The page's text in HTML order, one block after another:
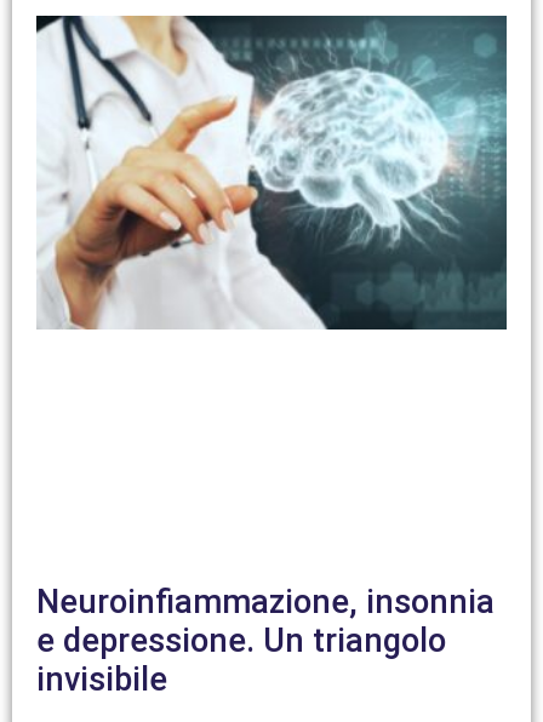
Neuroinfiammazione, insonnia
e depressione. Un triangolo
invisibile